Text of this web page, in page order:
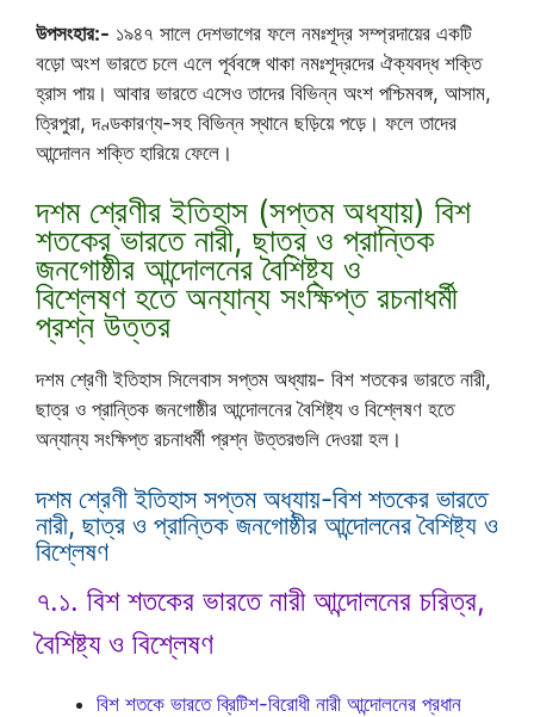
উপসংহার:- ১৯৪৭ সালে দেশভাগের ফলে নমঃশূদ্র সম্প্রদায়ের একটি
বড়ো অংশ ভারতে চলে এলে পূর্ববঙ্গে থাকা নমঃশূদ্রদের ঐক্যবদ্ধ শক্তি
হ্রাস পায়। আবার ভারতে এসেও তাদের বিভিন্ন অংশ পশ্চিমবঙ্গ, আসাম,
ত্রিপুরা, দণ্ডকারণ্য-সহ বিভিন্ন স্থানে ছড়িয়ে পড়ে। ফলে তাদের
আন্দোলন শক্তি হারিয়ে ফেলে।
দশম শ্রেণীর ইতিহাস (সপ্তম অধ্যায়) বিশ
শতকের ভারতে নারী, ছাত্র ও প্রান্তিক
জনগোষ্ঠীর আন্দোলনের বৈশিষ্ট্য ও
বিশ্লেষণ হতে অন্যান্য সংক্ষিপ্ত রচনাধর্মী
প্রশ্ন উত্তর
দশম শ্রেণী ইতিহাস সিলেবাস সপ্তম অধ্যায়- বিশ শতকের ভারতে নারী,
ছাত্র ও প্রান্তিক জনগোষ্ঠীর আন্দোলনের বৈশিষ্ট্য ও বিশ্লেষণ হতে
অন্যান্য সংক্ষিপ্ত রচনাধর্মী প্রশ্ন উত্তরগুলি দেওয়া হল।
দশম শ্রেণী ইতিহাস সপ্তম অধ্যায়-বিশ শতকের ভারতে
নারী, ছাত্র ও প্রান্তিক জনগোষ্ঠীর আন্দোলনের বৈশিষ্ট্য ও
বিশ্লেষণ
৭.১. বিশ শতকের ভারতে নারী আন্দোলনের চরিত্র,
বৈশিষ্ট্য ও বিশ্লেষণ
বিশ শতকে ভারতে ব্রিটিশ-বিরোধী নারী আন্দোলনের প্রধান